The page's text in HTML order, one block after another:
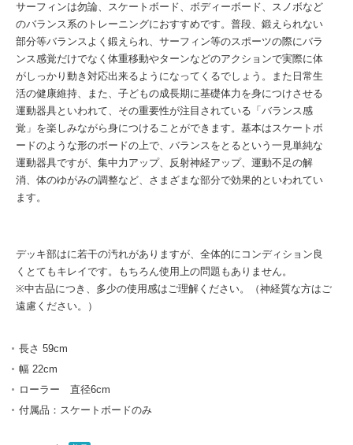
サーフィンは勿論、スケートボード、ボディーボード、スノボなど
のバランス系のトレーニングにおすすめです。普段、鍛えられない
部分等バランスよく鍛えられ、サーフィン等のスポーツの際にバラ
ンス感覚だけでなく体重移動やターンなどのアクションで実際に体
がしっかり動き対応出来るようになってくるでしょう。また日常生
活の健康維持、また、子どもの成長期に基礎体力を身につけさせる
運動器具といわれて、その重要性が注目されている「バランス感
覚」を楽しみながら身につけることができます。基本はスケートボ
ードのような形のボードの上で、バランスをとるという一見単純な
運動器具ですが、集中力アップ、反射神経アップ、運動不足の解
消、体のゆがみの調整など、さまざまな部分で効果的といわれてい
ます。
デッキ部はに若干の汚れがありますが、全体的にコンディション良
くとてもキレイです。もちろん使用上の問題もありません。
※中古品につき、多少の使用感はご理解ください。（神経質な方はご
遠慮ください。）
長さ 59cm
幅 22cm
ローラー 直径6cm
付属品：スケートボードのみ